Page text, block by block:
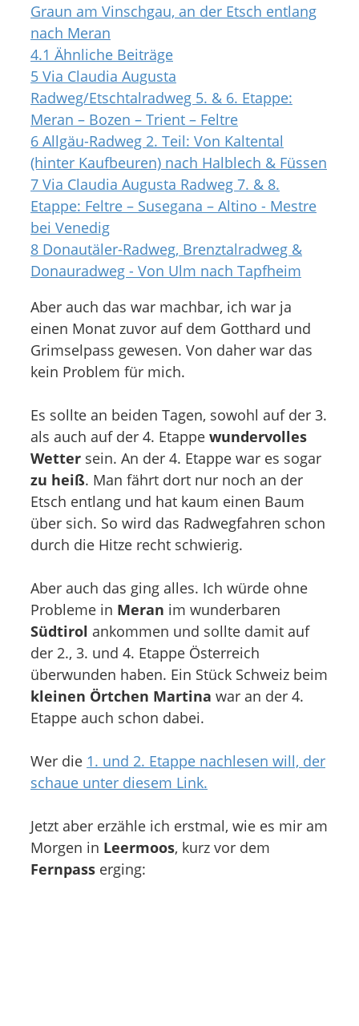
Graun am Vinschgau, an der Etsch entlang
nach Meran
4.1 Ähnliche Beiträge
5 Via Claudia Augusta
Radweg/Etschtalradweg 5. & 6. Etappe:
Meran – Bozen – Trient – Feltre
6 Allgäu-Radweg 2. Teil: Von Kaltental
(hinter Kaufbeuren) nach Halblech & Füssen
7 Via Claudia Augusta Radweg 7. & 8.
Etappe: Feltre – Susegana – Altino - Mestre
bei Venedig
8 Donautäler-Radweg, Brenztalradweg &
Donauradweg - Von Ulm nach Tapfheim
Aber auch das war machbar, ich war ja
einen Monat zuvor auf dem Gotthard und
Grimselpass gewesen. Von daher war das
kein Problem für mich.
Es sollte an beiden Tagen, sowohl auf der 3.
als auch auf der 4. Etappe wundervolles
Wetter sein. An der 4. Etappe war es sogar
zu heiß. Man fährt dort nur noch an der
Etsch entlang und hat kaum einen Baum
über sich. So wird das Radwegfahren schon
durch die Hitze recht schwierig.
Aber auch das ging alles. Ich würde ohne
Probleme in Meran im wunderbaren
Südtirol ankommen und sollte damit auf
der 2., 3. und 4. Etappe Österreich
überwunden haben. Ein Stück Schweiz beim
kleinen Örtchen Martina war an der 4.
Etappe auch schon dabei.
Wer die 1. und 2. Etappe nachlesen will, der
schaue unter diesem Link.
Jetzt aber erzähle ich erstmal, wie es mir am
Morgen in Leermoos, kurz vor dem
Fernpass erging: